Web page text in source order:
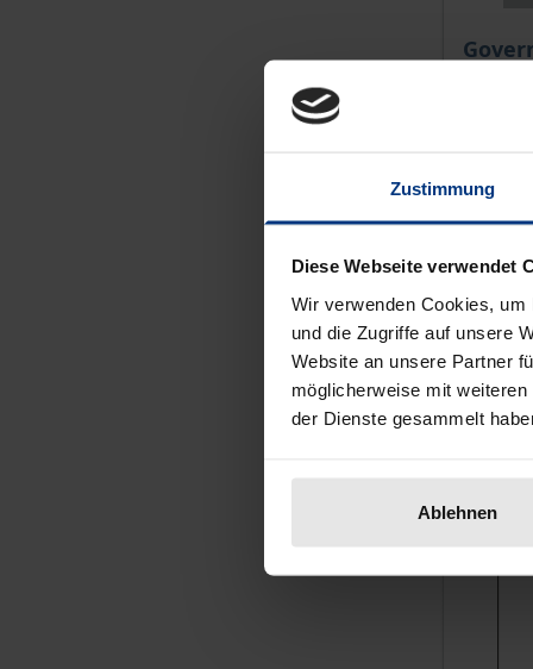
Zustimmung
Diese Webseite verwendet
Wir verwenden Cookies,
und die Zugriffe auf unsere
Website an unsere Partner
möglicherweise mit
der Dienste gesammelt
Ablehnen
The
€59.00
incl.